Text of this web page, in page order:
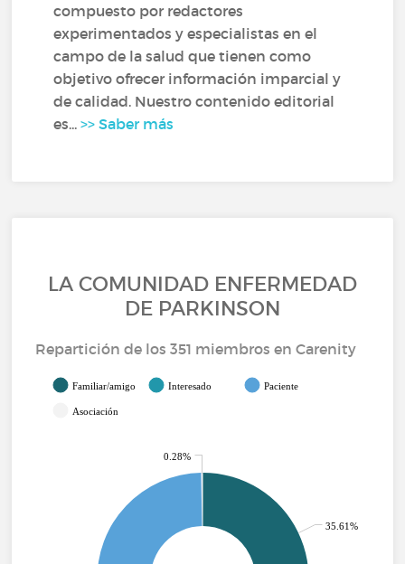
compuesto por redactores
experimentados y especialistas en el
campo de la salud que tienen como
objetivo ofrecer información imparcial y
de calidad. Nuestro contenido editorial
es...>> Saber más
LA COMUNIDAD ENFERMEDAD
DE PARKINSON
Repartición de los 351 miembros en Carenity
Familiar/amigo Interesado Paciente
Asociación
35.61%
0.28%